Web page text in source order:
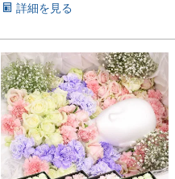
詳細を見る